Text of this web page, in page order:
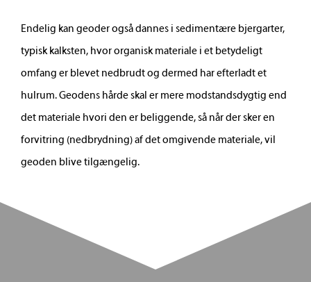
Endelig kan geoder også dannes i sedimentære bjergarter,
typisk kalksten, hvor organisk materiale i et betydeligt
omfang er blevet nedbrudt og dermed har efterladt et
hulrum. Geodens hårde skal er mere modstandsdygtig end
det materiale hvori den er beliggende, så når der sker en
forvitring (nedbrydning) af det omgivende materiale, vil
geoden blive tilgængelig.